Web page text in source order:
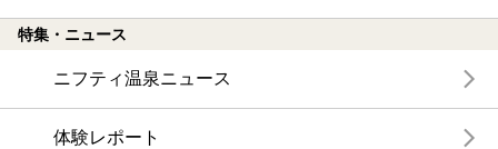
特集・ニュース
ニフティ温泉ニュース
体験レポート